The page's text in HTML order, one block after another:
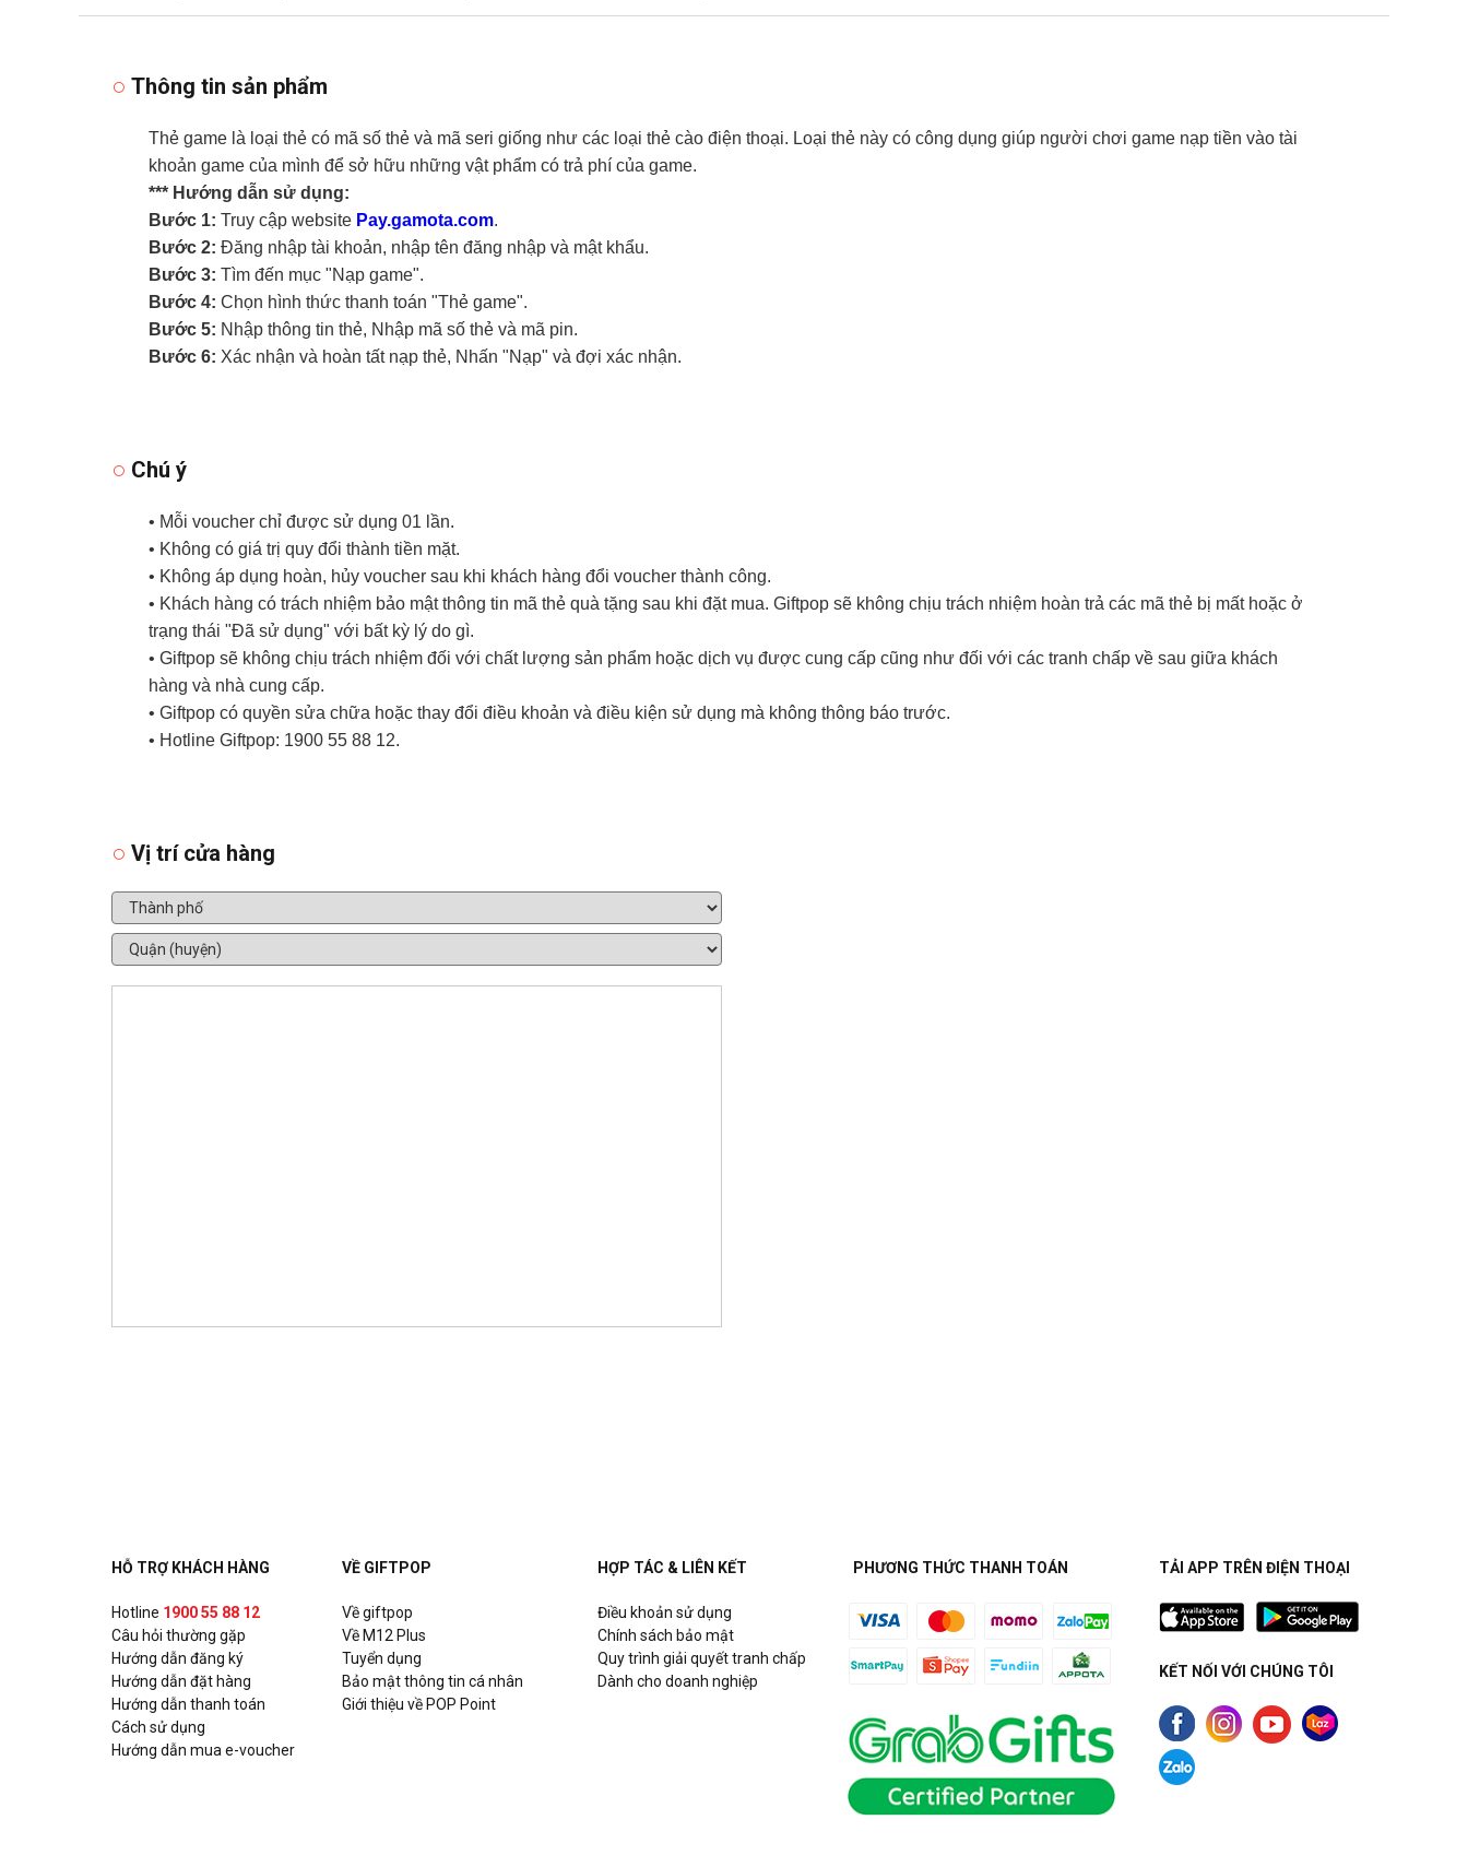
Thông tin sản phẩm
Thẻ game là loại thẻ có mã số thẻ và mã seri giống như các loại thẻ cào điện thoại. Loại thẻ này có công dụng giúp người chơi game nạp tiền vào tài
khoản game của mình để sở hữu những vật phẩm có trả phí của game.
*** Hướng dẫn sử dụng:
Bước 1: Truy cập website Pay.gamota.com.
Bước 2:Đăng nhập tài khoản, nhập tên đăng nhập và mật khẩu.
Bước 3: Tìm đến mục "Nạp game".
Bước 4: Chọn hình thức thanh toán "Thẻ game".
Bước 5: Nhập thông tin thẻ, Nhập mã số thẻ và mã pin.
Bước 6: Xác nhận và hoàn tất nạp thẻ, Nhấn "Nạp" và đợi xác nhận.
Chú ý
• Mỗi voucher chỉ được sử dụng 01 lần.
• Không có giá trị quy đổi thành tiền mặt.
• Không áp dụng hoàn, hủy voucher sau khi khách hàng đổi voucher thành công.
• Khách hàng có trách nhiệm bảo mật thông tin mã thẻ quà tặng sau khi đặt mua. Giftpop sẽ không chịu trách nhiệm hoàn trả các mã thẻ bị mất hoặc ở
trạng thái "Đã sử dụng" với bất kỳ lý do gì.
• Giftpop sẽ không chịu trách nhiệm đối với chất lượng sản phẩm hoặc dịch vụ được cung cấp cũng như đối với các tranh chấp về sau giữa khách
hàng và nhà cung cấp.
• Giftpop có quyền sửa chữa hoặc thay đổi điều khoản và điều kiện sử dụng mà không thông báo trước.
• Hotline Giftpop: 1900 55 88 12.
Vị trí cửa hàng
HỖ TRỢ KHÁCH HÀNG
Hotline 1900 55 88 12
Câu hỏi thường gặp
Hướng dẫn đăng ký
Hướng dẫn đặt hàng
Hướng dẫn thanh toán
Cách sử dụng
Hướng dẫn mua e-voucher
VỀ GIFTPOP
Về giftpop
Về M12 Plus
Tuyển dụng
Bảo mật thông tin cá nhân
Giới thiệu về POP Point
HỢP TÁC & LIÊN KẾT
Điều khoản sử dụng
Chính sách bảo mật
Quy trình giải quyết tranh chấp
Dành cho doanh nghiệp
PHƯƠNG THỨC THANH TOÁN TẢI APP TRÊN ĐIỆN THOẠI
KẾT NỐI VỚI CHÚNG TÔI